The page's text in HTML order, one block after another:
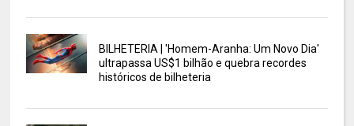
BILHETERIA | 'Homem-Aranha: Um Novo Dia'
ultrapassa US$1 bilhão e quebra recordes
históricos de bilheteria